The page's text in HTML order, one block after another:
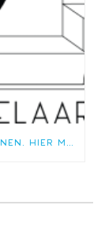
BELEGGEN IN VASTGOED KAN AARDIG LONEN. HIER MOET JE OP LETTEN.